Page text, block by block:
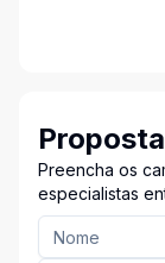
Proposta
Preencha os
especialistas